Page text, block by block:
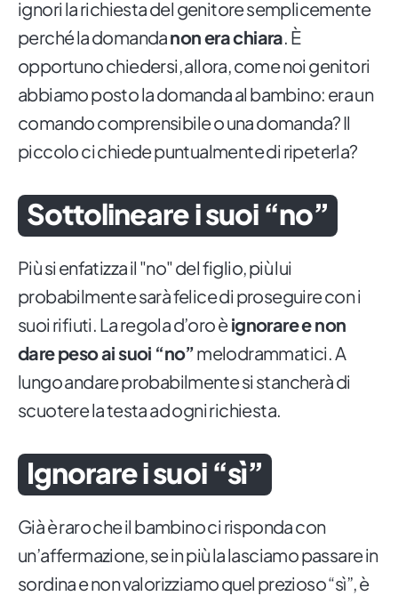
ignori la richiesta del genitore semplicemente
perché la domandanon era chiara. È
opportuno chiedersi, allora, come noi genitori
abbiamo posto la domanda al bambino: era un
comando comprensibile o una domanda? Il
piccolo ci chiede puntualmente di ripeterla?
Sottolineare i suoi “no”
Più si enfatizza il "no" del figlio, più lui
probabilmente sarà felice di proseguire con i
suoi rifiuti. La regola d’oro èignorare e non
dare peso ai suoi “no”melodrammatici. A
lungo andare probabilmente si stancherà di
scuotere la testa ad ogni richiesta.
Ignorare i suoi “sì”
Già è raro che il bambino ci risponda con
un’affermazione, se in più la lasciamo passare in
sordina e non valorizziamo quel prezioso “sì”, è